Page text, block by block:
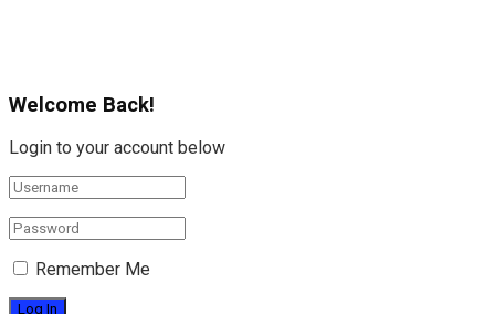
Welcome Back!
Login to your account below
Remember Me